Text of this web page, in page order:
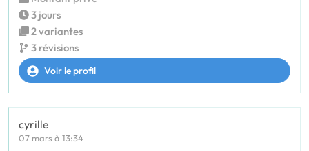
3 jours
2 variantes
3 révisions
Voir le profil
cyrille
07 mars à 13:34